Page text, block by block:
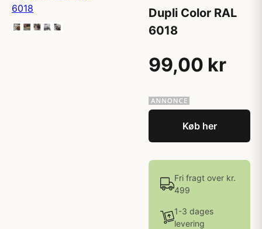
Dupli Color RAL
6018
99,00 kr
Køb her
Fri fragt over kr.
499
1-3 dages
levering